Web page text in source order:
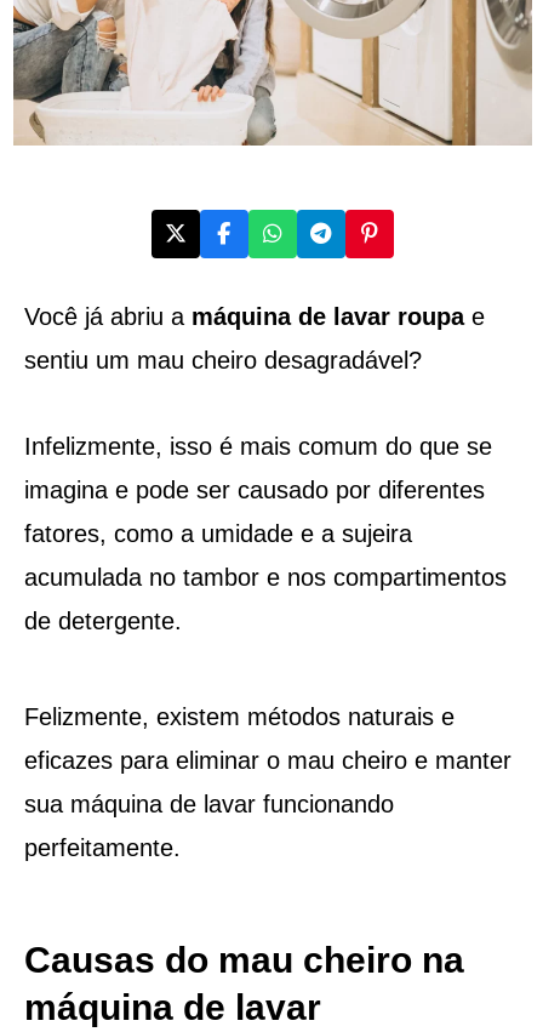
Você já abriu a máquina de lavar roupae
sentiu um mau cheiro desagradável?
Infelizmente, isso é mais comum do que se
imagina e pode ser causado por diferentes
fatores, como a umidade e a sujeira
acumulada no tambor e nos compartimentos
de detergente.
Felizmente, existem métodos naturais e
eficazes para eliminar o mau cheiro e manter
sua máquina de lavar funcionando
perfeitamente.
Causas do mau cheiro na
máquina de lavar